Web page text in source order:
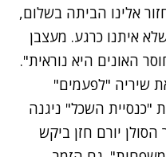
אלינו הביתה בשלום,
איתנו כרגע. מעצבן
האונים היא נוראית".
שיריה "לפעמים"
"כנסיית השכל" ניגנה
יורם חזן ביקש